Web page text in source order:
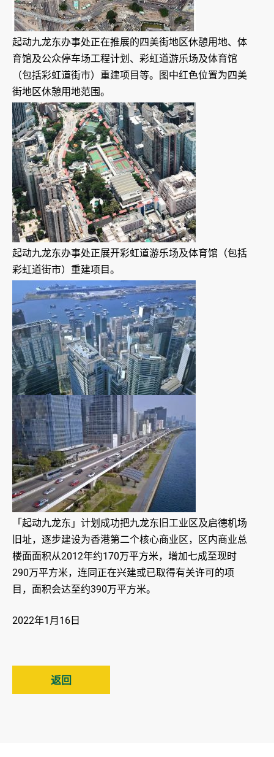
起动九龙东办事处正在推展的四美街地区休憩用地、体
育馆及公众停车场工程计划、彩虹道游乐场及体育馆
（包括彩虹道街市）重建项目等。图中红色位置为四美
街地区休憩用地范围。
起动九龙东办事处正展开彩虹道游乐场及体育馆（包括
彩虹道街市）重建项目。
「起动九龙东」计划成功把九龙东旧工业区及启德机场
旧址，逐步建设为香港第二个核心商业区，区内商业总
楼面面积从2012年约170万平方米，增加七成至现时
290万平方米，连同正在兴建或已取得有关许可的项
目，面积会达至约390万平方米。
2022年1月16日
返回